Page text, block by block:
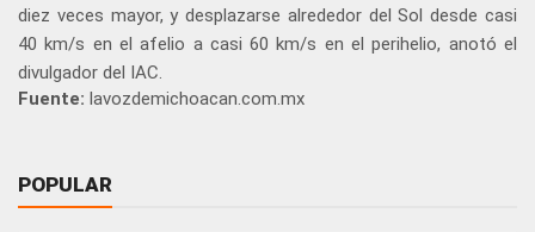
diez veces mayor, y desplazarse alrededor del Sol desde casi
40 km/s en el afelio a casi 60 km/s en el perihelio, anotó el
divulgador del IAC.
Fuente: lavozdemichoacan.com.mx
POPULAR